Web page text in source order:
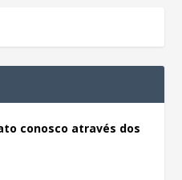
conosco através dos